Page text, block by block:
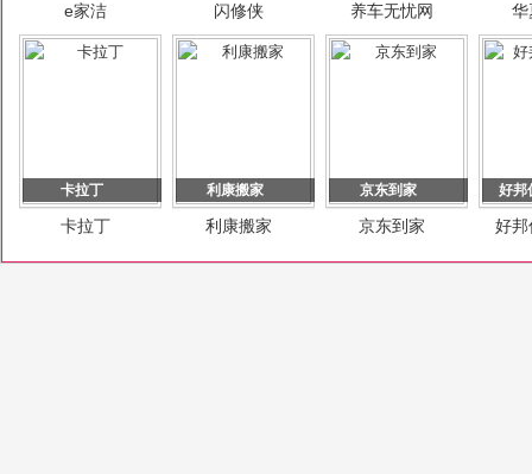
e家洁 闪修侠 养车无忧网 华
卡拉丁
卡拉丁
利康搬家
利康搬家
京东到家
京东到家
好邦
好邦